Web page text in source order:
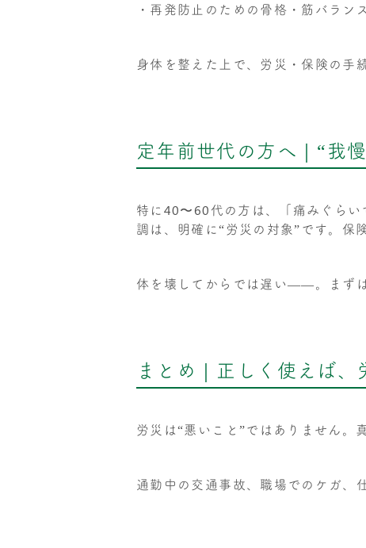
・再発防止のための骨格・筋バラン
身体を整えた上で、労災・保険の手
定年前世代の方へ｜“我
特に40〜60代の方は、「痛みぐら
調は、明確に“労災の対象”です。保
体を壊してからでは遅い――。まず
まとめ｜正しく使えば
労災は“悪いこと”ではありません。
通勤中の交通事故、職場でのケガ